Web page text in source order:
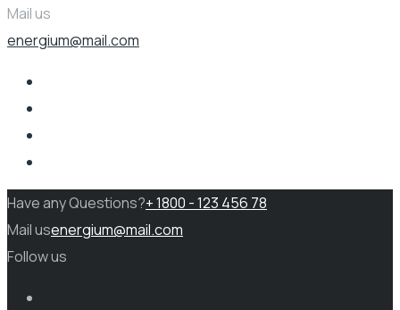
Mail us
energium@mail.com
Have any Questions?+ 1800 - 123 456 78
Mail usenergium@mail.com
Follow us